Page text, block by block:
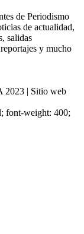
de Periodismo
de actualidad,
salidas
y mucho
2023 | Sitio web
font-weight: 400;